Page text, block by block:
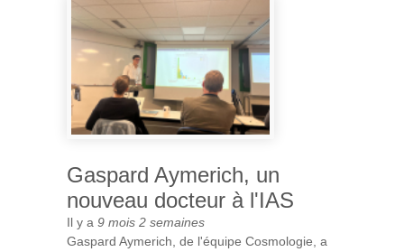
MÊME CLASSE D’OBJETS
PRIMORDIAUX
Gaspard Aymerich, un
nouveau docteur à l'IAS
Il y a 9 mois 2 semaines
Gaspard Aymerich, de l'équipe Cosmologie, a